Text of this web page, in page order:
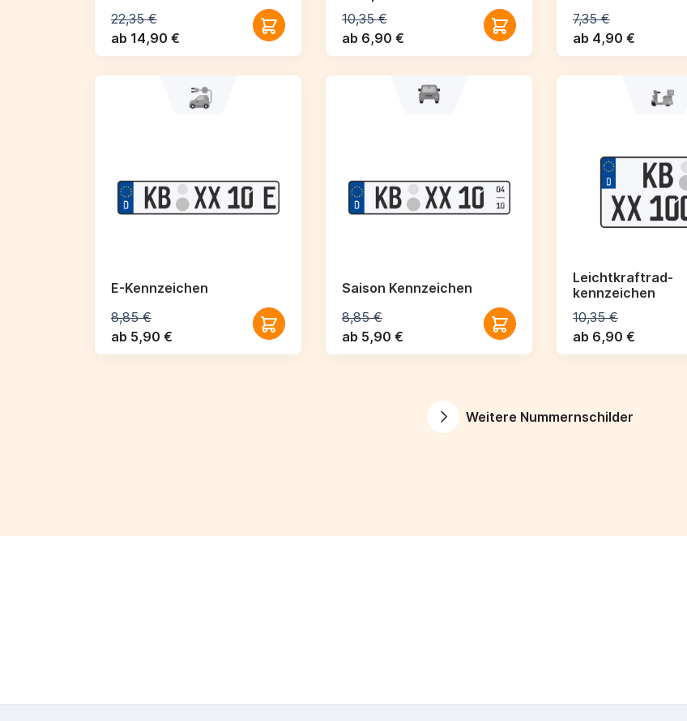
22,35 €
ab 14,90 €
10,35 €
ab 6,90 €
7,35 €
ab 4,90 €
E-Kennzeichen
8,85 €
ab 5,90 €
Saison Kennzeichen
8,85 €
ab 5,90 €
Leichtkraftrad­
kennzeichen
10,35 €
ab 6,90 €
Weitere Nummernschilder